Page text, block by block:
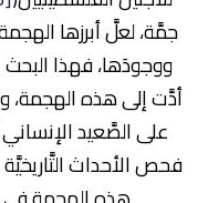
جمَّة، لعلَّ أبرزها
ووجودَها، فهذا
أدَّت إلى هذه الهجمة،
على الصَّعيد
فحص الأحداث